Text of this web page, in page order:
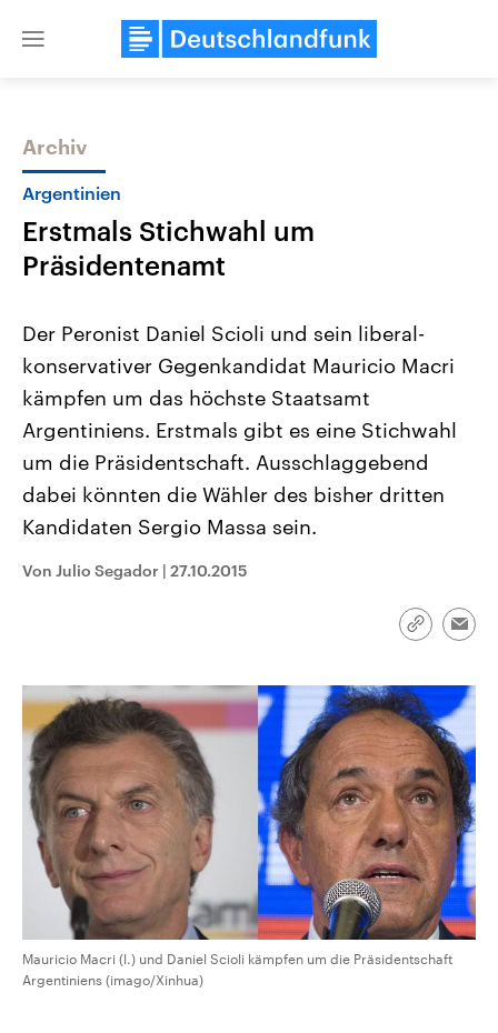
Close
Themen
Landtagswahl Sachsen-Anhalt
2026
Alle Informationen
Sachsen-Anhalt wählt am 6.
September 2026 einen neuen
Landtag. Seit 2021 wird das
Bundesland von einer Koalition aus
Umfragen, Prognosen,
und Hintergründe zu den Parteien
und Kandidaten der anstehenden
Aktuelle Beiträge,
Hintergründe
Wirtschaftlich und
gehören die Vereinigten
den mächtigsten Ländern
mit großem Einfluss auf
Sendungen Programm
Archiv
Argentinien
Erstmals Stichwahl um
Präsidentenamt
Der Peronist Daniel Scioli und sein liberal-
konservativer Gegenkandidat Mauricio Macri
kämpfen um das höchste Staatsamt
Argentiniens. Erstmals gibt es eine Stichwahl
um die Präsidentschaft. Ausschlaggebend
dabei könnten die Wähler des bisher dritten
Kandidaten Sergio Massa sein.
Von Julio Segador | 27.10.2015
Link
Mauricio Macri (l.) und Daniel Scioli kämpfen um die Präsidentschaft
Argentiniens (imago/Xinhua)